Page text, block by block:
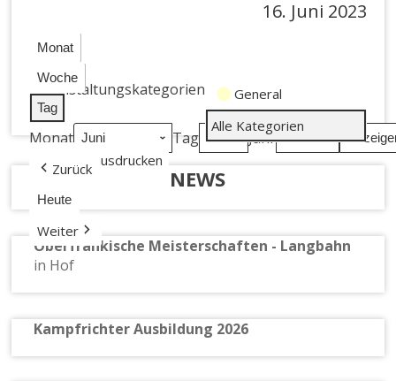
16. Juni 2023
Monat
Woche
Tag
Monat Tag Jahr
Zurück
Heute
Weiter
Veranstaltungskategorien
General
Alle Kategorien
ausdrucken
NEWS
Oberfränkische Meisterschaften - Langbahn
in Hof
Kampfrichter Ausbildung 2026